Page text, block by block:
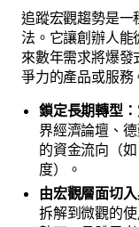
追蹤宏觀趨勢是一
法。它讓創辦人能
來數年需求將爆
爭力的產品或服務
鎖定長期轉型：
界經濟論壇、
的資金流向（
度）。
由宏觀層面切入
拆解到微觀的